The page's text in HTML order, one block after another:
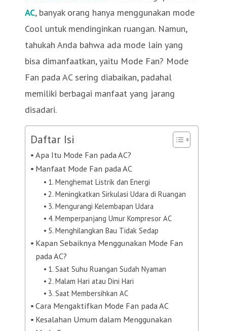
AC, banyak orang hanya menggunakan mode
Cool untuk mendinginkan ruangan. Namun,
tahukah Anda bahwa ada mode lain yang
bisa dimanfaatkan, yaitu Mode Fan? Mode
Fan pada AC sering diabaikan, padahal
memiliki berbagai manfaat yang jarang
disadari.
Daftar Isi
Apa Itu Mode Fan pada AC?
Manfaat Mode Fan pada AC
1. Menghemat Listrik dan Energi
2. Meningkatkan Sirkulasi Udara di Ruangan
3. Mengurangi Kelembapan Udara
4. Memperpanjang Umur Kompresor AC
5. Menghilangkan Bau Tidak Sedap
Kapan Sebaiknya Menggunakan Mode Fan
pada AC?
1. Saat Suhu Ruangan Sudah Nyaman
2. Malam Hari atau Dini Hari
3. Saat Membersihkan AC
Cara Mengaktifkan Mode Fan pada AC
Kesalahan Umum dalam Menggunakan